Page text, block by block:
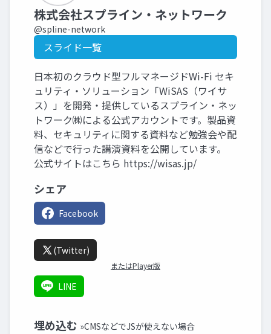
株式会社スプライン・ネットワーク
@spline-network
スライド一覧
日本初のクラウド型フルマネージドWi-Fi セキ
ュリティ・ソリューション「WiSAS（ワイサ
ス）」を開発・提供しているスプライン・ネッ
トワーク㈱による公式アカウントです。製品資
料、セキュリティに関する資料など勉強会や配
信などで行った講演資料を公開しています。
公式サイトはこちら https://wisas.jp/
シェア
Facebook
(Twitter)
またはPlayer版
LINE
埋め込む »CMSなどでJSが使えない場合